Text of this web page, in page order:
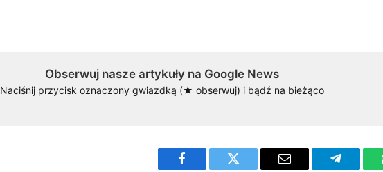
Obserwuj nasze artykuły na Google News
Naciśnij przycisk oznaczony gwiazdką (★ obserwuj) i bądź na bieżąco
Facebook Twitter Email Telegram